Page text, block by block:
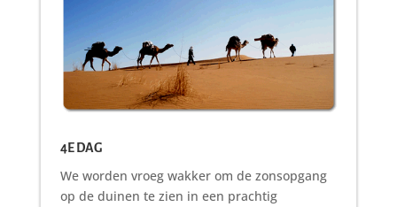
4E DAG
We worden vroeg wakker om de zonsopgang
op de duinen te zien in een prachtig